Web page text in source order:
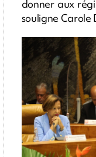
donner aux
souligne Carole